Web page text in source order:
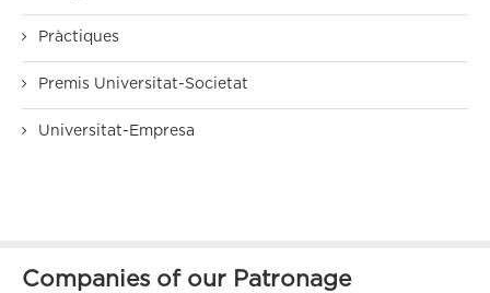
Pràctiques
Premis Universitat-Societat
Universitat-Empresa
Companies of our Patronage